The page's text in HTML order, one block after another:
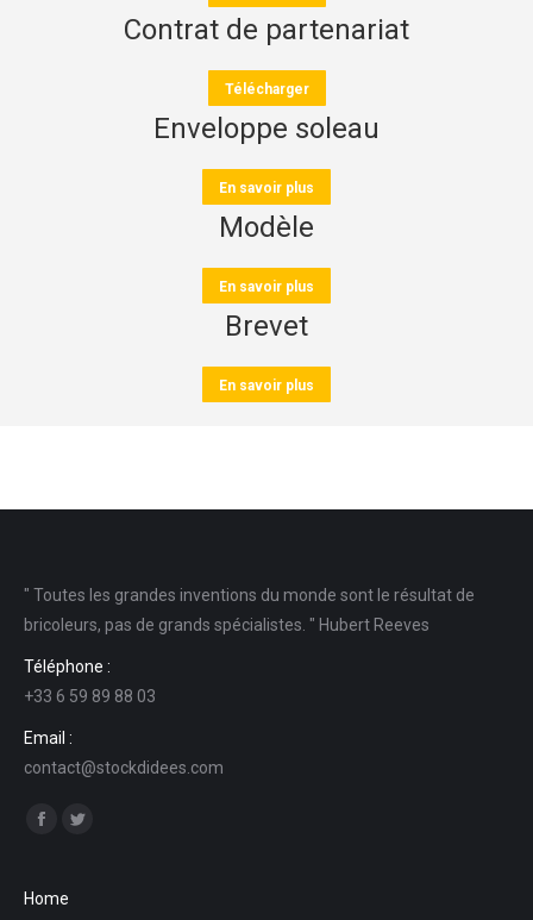
Contrat de partenariat
Télécharger
Enveloppe soleau
En savoir plus
Modèle
En savoir plus
Brevet
En savoir plus
" Toutes les grandes inventions du monde sont le résultat de
bricoleurs, pas de grands spécialistes. " Hubert Reeves
Téléphone :
+33 6 59 89 88 03
Email :
contact@stockdidees.com
Find us on:
Home